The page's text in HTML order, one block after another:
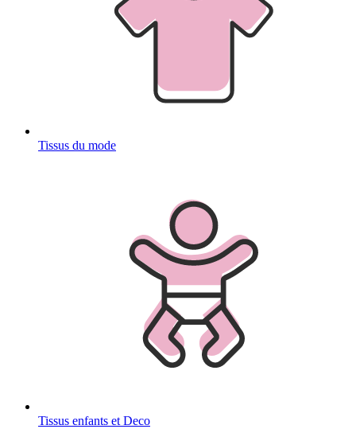
Tissus du mode
Tissus enfants et Deco